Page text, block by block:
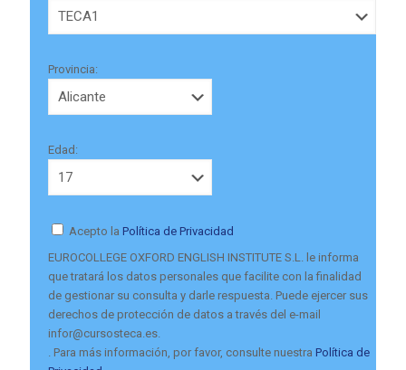
Provincia:
Edad:
Acepto la Política de Privacidad
EUROCOLLEGE OXFORD ENGLISH INSTITUTE S.L. le informa
que tratará los datos personales que facilite con la finalidad
de gestionar su consulta y darle respuesta. Puede ejercer sus
derechos de protección de datos a través del e-mail
infor@cursosteca.es.
. Para más información, por favor, consulte nuestra Política de